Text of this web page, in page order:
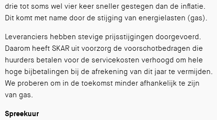
drie tot soms wel vier keer sneller gestegen dan de inflatie.
Dit komt met name door de stijging van energielasten (gas).
Leveranciers hebben stevige prijsstijgingen doorgevoerd.
Daarom heeft SKAR uit voorzorg de voorschotbedragen die
huurders betalen voor de servicekosten verhoogd om hele
hoge bijbetalingen bij de afrekening van dit jaar te vermijden.
We proberen om in de toekomst minder afhankelijk te zijn
van gas.
Spreekuur